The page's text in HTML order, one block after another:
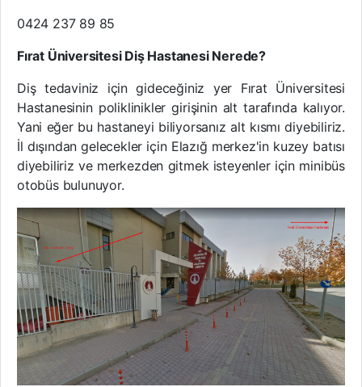
0424 237 89 85
Fırat Üniversitesi Diş Hastanesi Nerede?
Diş tedaviniz için gideceğiniz yer Fırat Üniversitesi
Hastanesinin poliklinikler girişinin alt tarafında kalıyor.
Yani eğer bu hastaneyi biliyorsanız alt kısmı diyebiliriz.
İl dışından gelecekler için Elazığ merkez'in kuzey batısı
diyebiliriz ve merkezden gitmek isteyenler için minibüs
otobüs bulunuyor.